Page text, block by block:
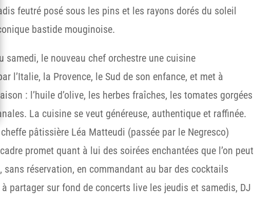
feutré posé sous les pins et les rayons dorés du soleil
bastide mouginoise.
samedi, le nouveau chef orchestre une cuisine
l’Italie, la Provence, le Sud de son enfance, et met à
: l’huile d’olive, les herbes fraîches, les tomates gorgées
La cuisine se veut généreuse, authentique et raffinée.
pâtissière Léa Matteudi (passée par le Negresco)
promet quant à lui des soirées enchantées que l’on peut
sans réservation, en commandant au bar des cocktails
partager sur fond de concerts live les jeudis et samedis, DJ